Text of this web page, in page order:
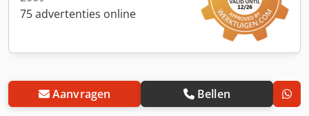
75 advertenties online
Aanvragen Bellen